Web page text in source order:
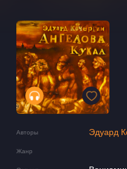
Авторы Эдуард
Жанр